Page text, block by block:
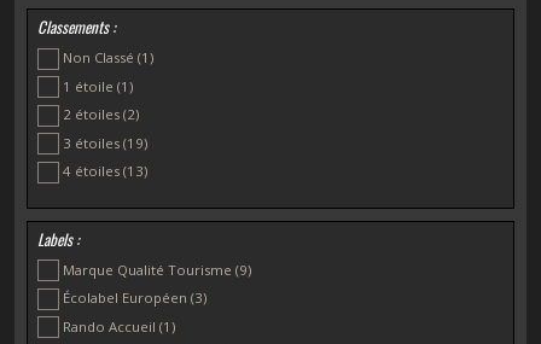
Combrit(2)
Douarnenez
Ergué-Gabéric
Fouesnant
La Forêt-Fouesnant
Loctudy (1)
Névez(1)
Plonéour-Lanvern(1)
Plonévez Porzay
Pont-Aven(2)
Saint-Évarzec(1)
Classements :
Non Classé(1)
1 étoile(1)
2 étoiles(2)
3 étoiles(19)
4 étoiles(13)
Labels :
Marque Qualité Tourisme(9)
Écolabel Européen(3)
Rando Accueil(1)